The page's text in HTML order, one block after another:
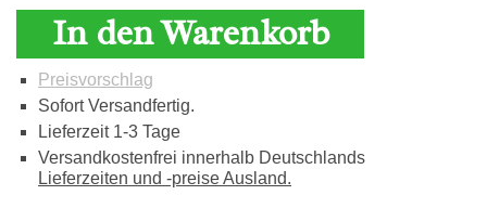
In den Warenkorb
Preisvorschlag
Sofort Versandfertig.
Lieferzeit 1-3 Tage
Versandkostenfrei innerhalb Deutschlands
Lieferzeiten und -preise Ausland.